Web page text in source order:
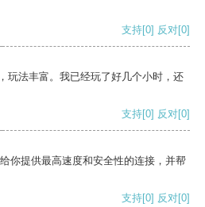
支持[0] 反对[0]
玩法丰富。我已经玩了好几个小时，还
支持[0] 反对[0]
你提供最高速度和安全性的连接，并帮
支持[0] 反对[0]